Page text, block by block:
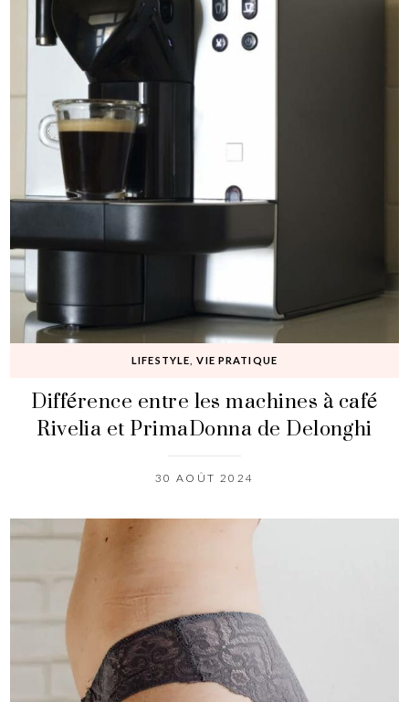
LIFESTYLE ,VIE PRATIQUE
Différence entre les machines à café
Rivelia et PrimaDonna de Delonghi
30 AOÛT 2024